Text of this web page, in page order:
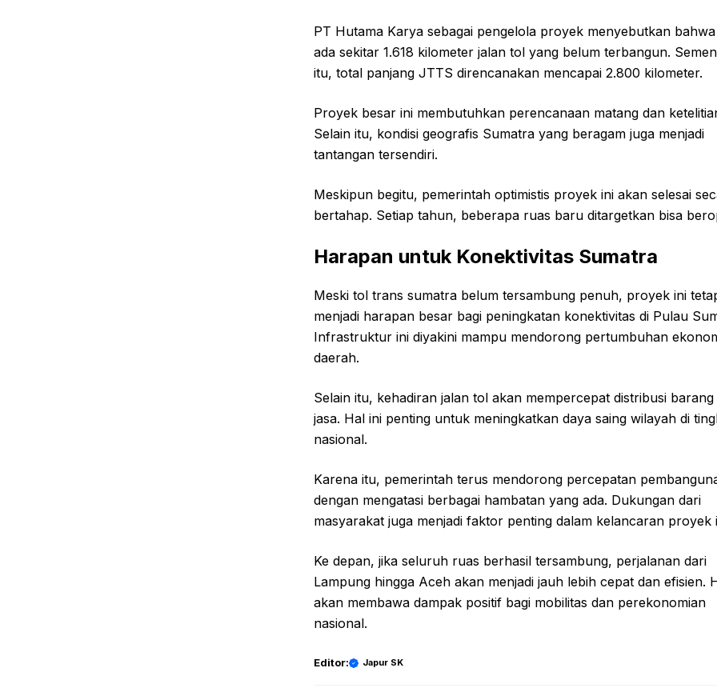
PT Hutama Karya sebagai pengelola proyek menyebutkan
ada sekitar 1.618 kilometer jalan tol yang belum terbangun.
itu, total panjang JTTS direncanakan mencapai 2.800 kilometer.
Proyek besar ini membutuhkan perencanaan matang dan
Selain itu, kondisi geografis Sumatra yang beragam juga menjadi
tantangan tersendiri.
Meskipun begitu, pemerintah optimistis proyek ini akan selesai
bertahap. Setiap tahun, beberapa ruas baru ditargetkan bisa
Harapan untuk Konektivitas Sumatra
Meski tol trans sumatra belum tersambung penuh, proyek ini
menjadi harapan besar bagi peningkatan konektivitas di Pulau
Infrastruktur ini diyakini mampu mendorong pertumbuhan
daerah.
Selain itu, kehadiran jalan tol akan mempercepat distribusi barang
jasa. Hal ini penting untuk meningkatkan daya saing wilayah di
nasional.
Karena itu, pemerintah terus mendorong percepatan
dengan mengatasi berbagai hambatan yang ada. Dukungan dari
masyarakat juga menjadi faktor penting dalam kelancaran proyek
Ke depan, jika seluruh ruas berhasil tersambung, perjalanan dari
Lampung hingga Aceh akan menjadi jauh lebih cepat dan efisien.
akan membawa dampak positif bagi mobilitas dan perekonomian
nasional.
Editor: Japur SK